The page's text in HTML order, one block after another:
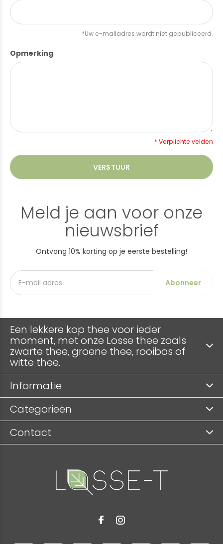
*Uw e-mailadres wordt niet gepubliceerd.
Opmerking
* Verplichte velden
VERSTUUR
Meld je aan voor onze
nieuwsbrief
Ontvang 10% korting op je eerste bestelling!
Abonneer
Een lekkere kop thee voor ieder
moment, met onze Losse thee zoals
zwarte thee, groene thee, rooibos of
witte thee.
Informatie
Categorieën
Contact